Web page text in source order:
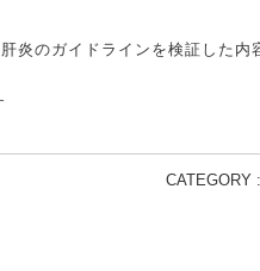
炎のガイドラインを検証した内
CATEGORY :